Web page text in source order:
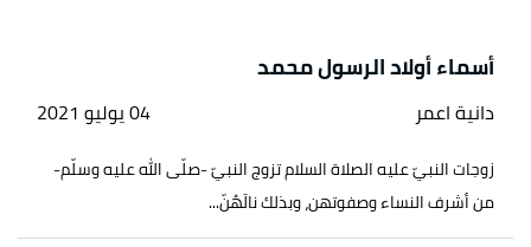
أسماء أولاد الرسول محمد
دانية اعمر 04 يوليو 2021
زوجات النبيّ عليه الصلاة السلام تزوج النبيّ -صلّى الله عليه وسلّم-
من أشرف النساء وصفوتهن، وبذلك نالَهُنّ...